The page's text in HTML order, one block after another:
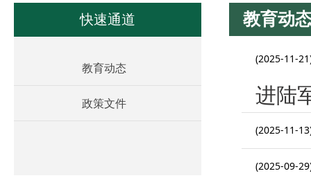
快速通道
教育动态
政策文件
教育动
(2025-11-
进陆
(2025-11-
(2025-09-